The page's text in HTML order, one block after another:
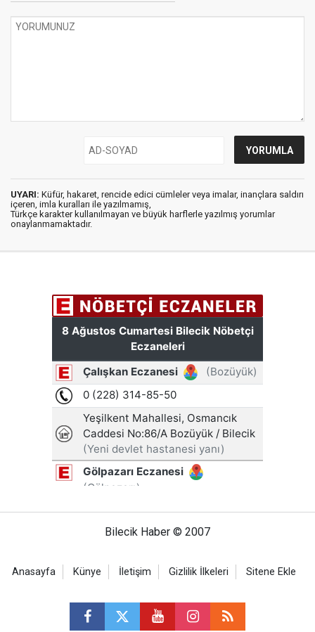
UYARI: Küfür, hakaret, rencide edici cümleler veya imalar, inançlara saldırı
içeren, imla kuralları ile yazılmamış,
Türkçe karakter kullanılmayan ve büyük harflerle yazılmış yorumlar
onaylanmamaktadır.
Bilecik Haber © 2007
Anasayfa Künye İletişim Gizlilik İlkeleri Sitene Ekle